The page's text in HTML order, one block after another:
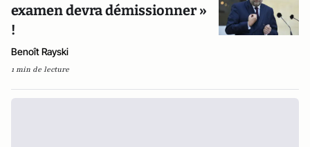
examen devra démissionner »
!
Benoît Rayski
1 min de lecture